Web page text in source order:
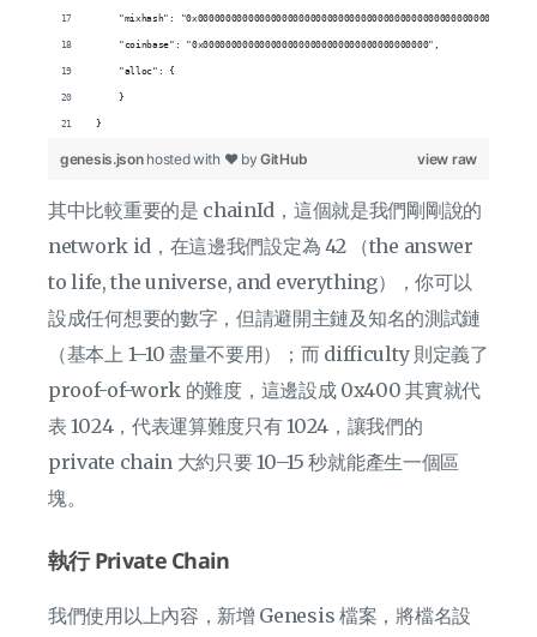
"mixhash":
    "coinbase": "0x0000000000000000000000000000000000000000",
    "alloc": {
    }
}
view raw
genesis.json hosted with ❤ byGitHub
其中比較重要的是 chainId，這個就是我們剛剛說的
network id，在這邊我們設定為 42 （the answer
to life, the universe, and everything），你可以
設成任何想要的數字，但請避開主鏈及知名的測試鏈
（基本上 1–10 盡量不要用）；而 difficulty 則定義了
proof-of-work 的難度，這邊設成 0x400 其實就代
表 1024，代表運算難度只有 1024，讓我們的
private chain 大約只要 10–15 秒就能產生一個區
塊。
執行 Private Chain
我們使用以上內容，新增 Genesis 檔案，將檔名設